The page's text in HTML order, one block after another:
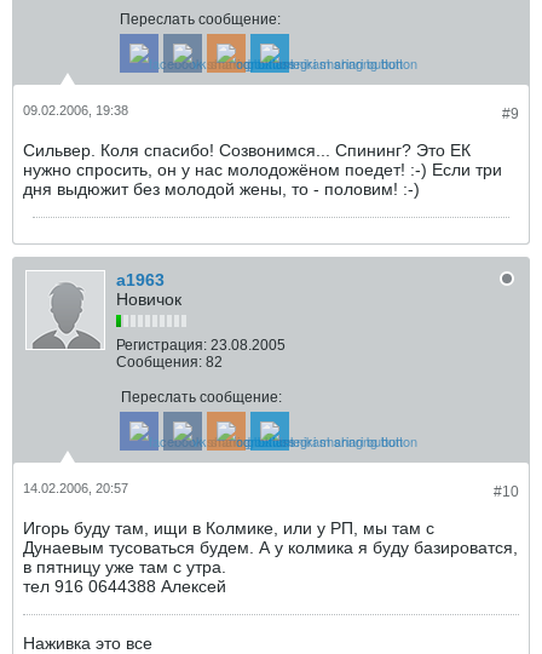
Переслать сообщение:
#9
09.02.2006, 19:38
Сильвер. Коля спасибо! Созвонимся... Спининг? Это ЕК
нужно спросить, он у нас молодожёном поедет! :-) Если три
дня выдюжит без молодой жены, то - половим! :-)
a1963
Новичок
Регистрация: 23.08.2005
Сообщения: 82
Переслать сообщение:
#10
14.02.2006, 20:57
Игорь буду там, ищи в Колмике, или у РП, мы там с
Дунаевым тусоваться будем. А у колмика я буду базироватся,
в пятницу уже там с утра.
тел 916 0644388 Алексей
Наживка это все